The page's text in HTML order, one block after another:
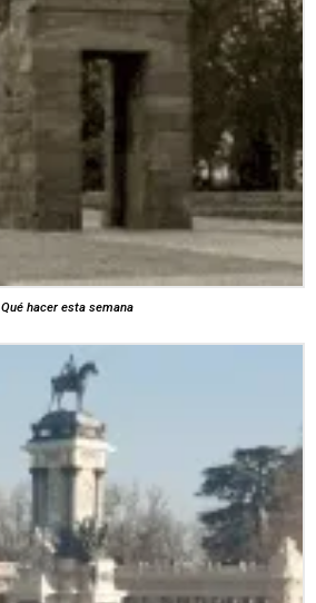
Qué hacer esta semana